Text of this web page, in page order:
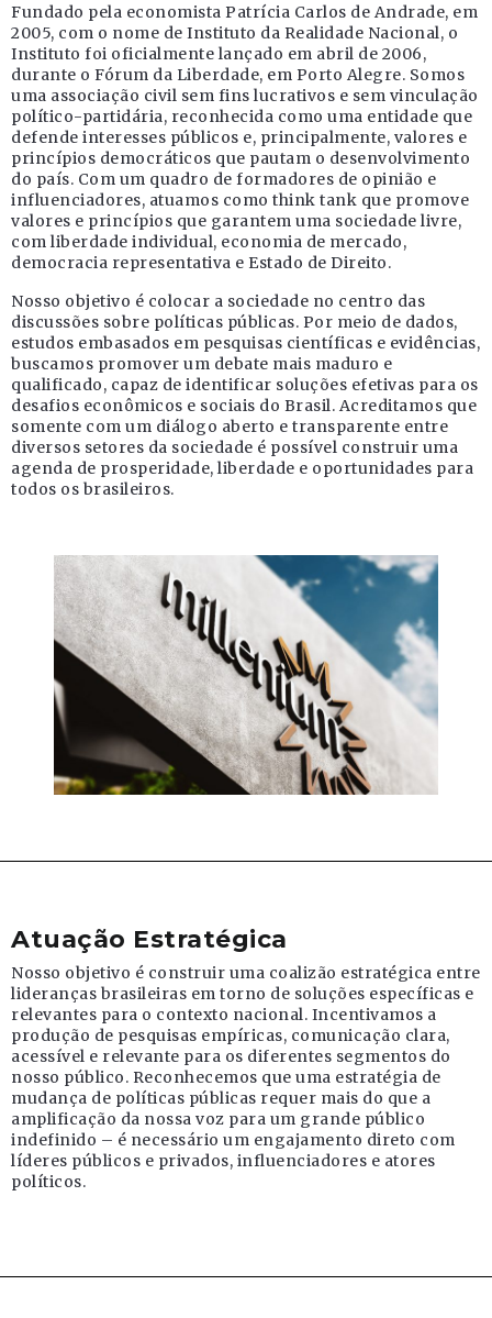
Fundado pela economista Patrícia Carlos de Andrade, em
2005, com o nome de Instituto da Realidade Nacional, o
Instituto foi oficialmente lançado em abril de 2006,
durante o Fórum da Liberdade, em Porto Alegre. Somos
uma associação civil sem fins lucrativos e sem vinculação
político-partidária, reconhecida como uma entidade que
defende interesses públicos e, principalmente, valores e
princípios democráticos que pautam o desenvolvimento
do país. Com um quadro de formadores de opinião e
influenciadores, atuamos como think tank que promove
valores e princípios que garantem uma sociedade livre,
com liberdade individual, economia de mercado,
democracia representativa e Estado de Direito.
Nosso objetivo é colocar a sociedade no centro das
discussões sobre políticas públicas. Por meio de dados,
estudos embasados em pesquisas científicas e evidências,
buscamos promover um debate mais maduro e
qualificado, capaz de identificar soluções efetivas para os
desafios econômicos e sociais do Brasil. Acreditamos que
somente com um diálogo aberto e transparente entre
diversos setores da sociedade é possível construir uma
agenda de prosperidade, liberdade e oportunidades para
todos os brasileiros.
Atuação Estratégica
Nosso objetivo é construir uma coalizão estratégica entre
lideranças brasileiras em torno de soluções específicas e
relevantes para o contexto nacional. Incentivamos a
produção de pesquisas empíricas, comunicação clara,
acessível e relevante para os diferentes segmentos do
nosso público. Reconhecemos que uma estratégia de
mudança de políticas públicas requer mais do que a
amplificação da nossa voz para um grande público
indefinido – é necessário um engajamento direto com
líderes públicos e privados, influenciadores e atores
políticos.